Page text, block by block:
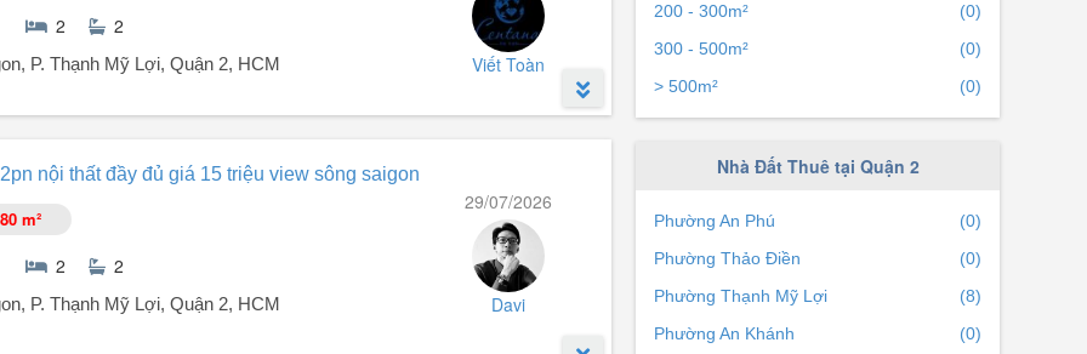
Viết Toàn
2 2
P. Thạnh Mỹ Lợi, Quận 2, HCM
mới. Nhà sạch sẽ. Giá thuế 17tr. Chốt nhanh 16tr. Ưu tiên không pet.
nội thất đầy đủ giá 15 triệu view sông saigon
29/07/2026
Davi
80 m²
2 2
P. Thạnh Mỹ Lợi, Quận 2, HCM
200 - 300m²
(0)
300 - 500m²
(0)
> 500m²
(0)
Nhà Đất Thuê tại Quận 2
Phường An Phú
(0)
Phường Thảo Điền
(0)
Phường Thạnh Mỹ Lợi
(8)
Phường An Khánh
(0)